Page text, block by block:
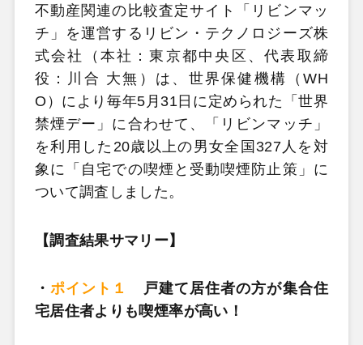
不動産関連の比較査定サイト「リビンマッ
チ」を運営するリビン・テクノロジーズ株
式会社（本社：東京都中央区、代表取締
役：川合 大無）は、世界保健機構（WH
O）により毎年5月31日に定められた「世界
禁煙デー」に合わせて、「リビンマッチ」
を利用した20歳以上の男女全国327人を対
象に「自宅での喫煙と受動喫煙防止策」に
ついて調査しました。
【調査結果サマリー】
・ポイント１
戸建て居住者の方が集合住
宅居住者よりも喫煙率が高い！